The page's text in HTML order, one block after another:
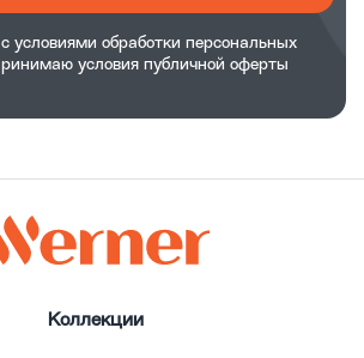
условиями обработки персональных
условия публичной оферты
Коллекции